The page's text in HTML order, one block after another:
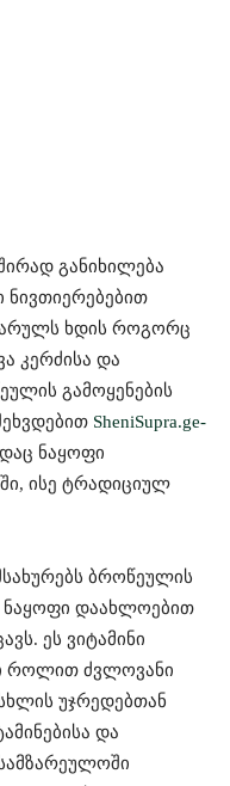
განიხილება
ხდის როგორც
კერძისა და
გამოყენების
SheniSupra.ge-
ნაყოფი
ისე ტრადიციულ
ბროწეულის
ნაყოფი დაახლოებით
ეს ვიტამინი
როლით ძვლოვანი
უჯრედებთან
და